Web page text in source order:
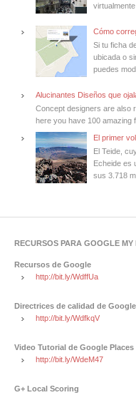
Cómo
Si tu ficha
ubicada o
puedes
Alucinantes Diseños que
Concept designers are also
here you have 100 amazing
El primer
El Teide,
Echeide es
sus 3.718
RECURSOS PARA GOOGLE MY
Recursos de Google
http://bit.ly/WdffUa
Directrices de calidad de
http://bit.ly/WdfkqV
Video Tutorial de Google
http://bit.ly/WdeM47
G+ Local Scoring